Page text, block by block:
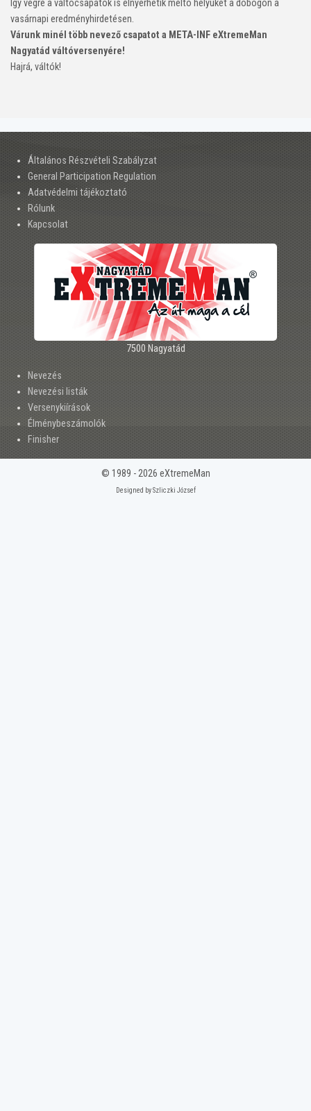
Így végre a váltócsapatok is elnyerhetik méltó helyüket a dobogón a
vasárnapi eredményhirdetésen.
Várunk minél több nevező csapatot a META-INF eXtremeMan
Nagyatád váltóversenyére!
Hajrá, váltók!
Általános Részvételi Szabályzat
General Participation Regulation
Adatvédelmi tájékoztató
Rólunk
Kapcsolat
7500 Nagyatád
Nevezés
Nevezési listák
Versenykiírások
Élménybeszámolók
Finisher
© 1989 - 2026 eXtremeMan
Designed by Szliczki József